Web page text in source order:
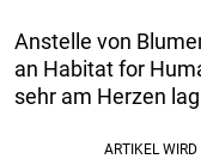
Anstelle von
an Habitat for
sehr am Herzen